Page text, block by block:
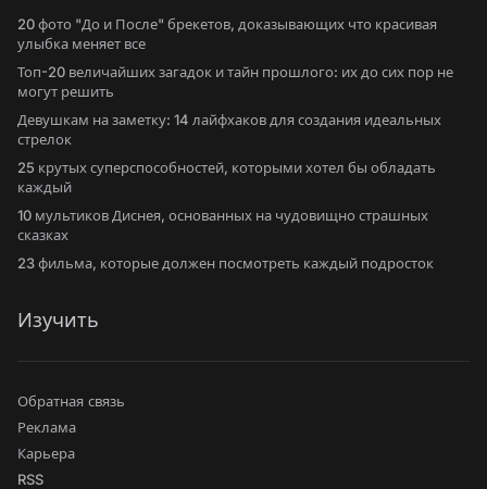
20 фото "До и После" брекетов, доказывающих что красивая
улыбка меняет все
Топ-20 величайших загадок и тайн прошлого: их до сих пор не
могут решить
Девушкам на заметку: 14 лайфхаков для создания идеальных
стрелок
25 крутых суперспособностей, которыми хотел бы обладать
каждый
10 мультиков Диснея, основанных на чудовищно страшных
сказках
23 фильма, которые должен посмотреть каждый подросток
Изучить
Обратная связь
Реклама
Карьера
RSS